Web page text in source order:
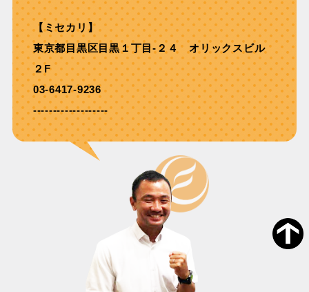
【ミセカリ】
東京都目黒区目黒１丁目-２４ オリックスビル
２F
03-6417-9236
-------------------